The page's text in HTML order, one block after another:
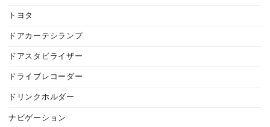
トヨタ
ドアカーテシランプ
ドアスタビライザー
ドライブレコーダー
ドリンクホルダー
ナビゲーション